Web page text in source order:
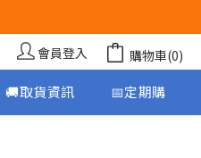
會員登入 購物車(0)
🚚取貨資訊 📅定期購